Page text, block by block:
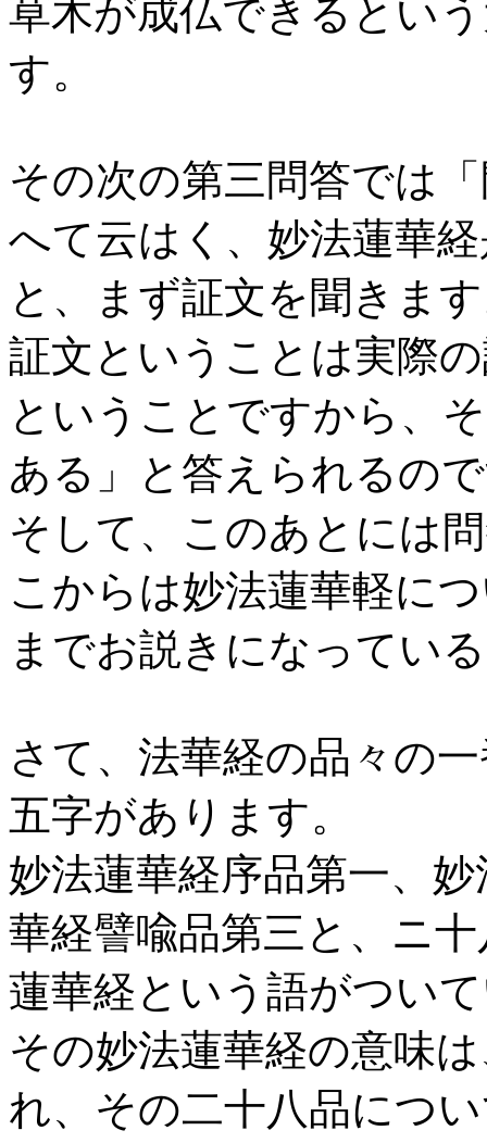
草木が成仏できるとい
す。
その次の第三問答では
へて云はく、妙法蓮華
と、まず証文を聞きま
証文ということは実際
ということですから、
ある」と答えられるの
そして、このあとには
こからは妙法蓮華軽に
までお説きになってい
さて、法華経の品々の
五字があります。
妙法蓮華経序品第一、
華経譬喩品第三と、ニ
蓮華経という語がつい
その妙法蓮華経の意味
れ、その二十八品につ